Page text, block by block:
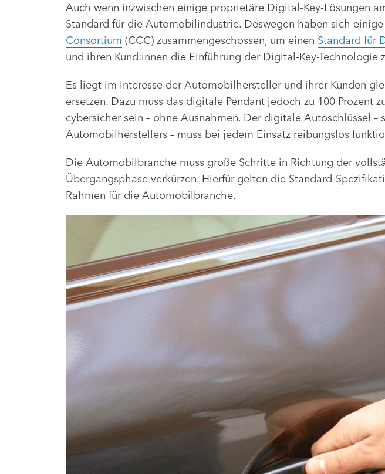
Auch wenn inzwischen einige proprietäre Digital-Key-Lösungen
Standard für die Automobilindustrie. Deswegen haben sich
Consortium (CCC) zusammengeschossen, um einen Standard für
und ihren Kund:innen die Einführung der Digital-Key-Technologie
Es liegt im Interesse der Automobilhersteller und ihrer Kunden
ersetzen. Dazu muss das digitale Pendant jedoch zu 100 Prozent
cybersicher sein – ohne Ausnahmen. Der digitale Autoschlüssel
Automobilherstellers – muss bei jedem Einsatz reibungslos
Die Automobilbranche muss große Schritte in Richtung der
Übergangsphase verkürzen. Hierfür gelten die Standard-
Rahmen für die Automobilbranche.